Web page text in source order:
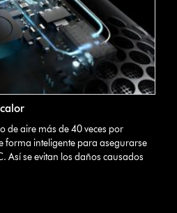
de aire más de 40 veces por
forma inteligente para asegurarse
Así se evitan los daños causados